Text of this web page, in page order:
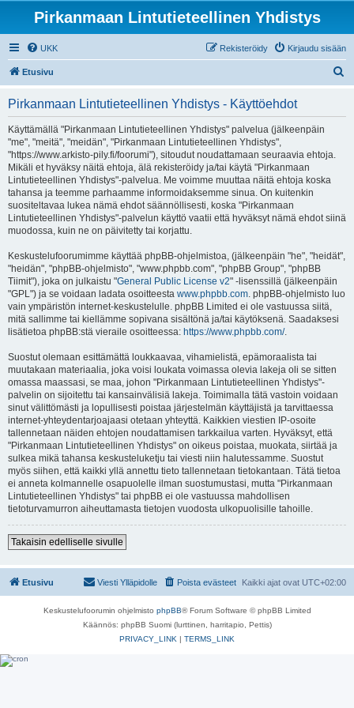
Pirkanmaan Lintutieteellinen Yhdistys
UKK Kirjaudu sisään
Rekisteröidy
Etusivu
Pirkanmaan Lintutieteellinen Yhdistys - Käyttöehdot
Käyttämällä "Pirkanmaan Lintutieteellinen Yhdistys" palvelua (jälkeenpäin
"me", "meitä", "meidän", "Pirkanmaan Lintutieteellinen Yhdistys",
"https://www.arkisto-pily.fi/foorumi"), sitoudut noudattamaan seuraavia ehtoja.
Mikäli et hyväksy näitä ehtoja, älä rekisteröidy ja/tai käytä "Pirkanmaan
Lintutieteellinen Yhdistys"-palvelua. Me voimme muuttaa näitä ehtoja koska
tahansa ja teemme parhaamme informoidaksemme sinua. On kuitenkin
suositeltavaa lukea nämä ehdot säännöllisesti, koska "Pirkanmaan
Lintutieteellinen Yhdistys"-palvelun käyttö vaatii että hyväksyt nämä ehdot siinä
muodossa, kuin ne on päivitetty tai korjattu.
Keskustelufoorumimme käyttää phpBB-ohjelmistoa, (jälkeenpäin "he", "heidät",
"heidän", "phpBB-ohjelmisto", "www.phpbb.com", "phpBB Group", "phpBB
Tiimit"), joka on julkaistu "General Public License v2" -lisenssillä (jälkeenpäin
"GPL") ja se voidaan ladata osoitteesta www.phpbb.com. phpBB-ohjelmisto luo
vain ympäristön internet-keskustelulle. phpBB Limited ei ole vastuussa siitä,
mitä sallimme tai kiellämme sopivana sisältönä ja/tai käytöksenä. Saadaksesi
lisätietoa phpBB:stä vieraile osoitteessa: https://www.phpbb.com/.
Suostut olemaan esittämättä loukkaavaa, vihamielistä, epämoraalista tai
muutakaan materiaalia, joka voisi loukata voimassa olevia lakeja oli se sitten
omassa maassasi, se maa, johon "Pirkanmaan Lintutieteellinen Yhdistys"-
palvelin on sijoitettu tai kansainvälisiä lakeja. Toimimalla tätä vastoin voidaan
sinut välittömästi ja lopullisesti poistaa järjestelmän käyttäjistä ja tarvittaessa
internet-yhteydentarjoajaasi otetaan yhteyttä. Kaikkien viestien IP-osoite
tallennetaan näiden ehtojen noudattamisen tarkkailua varten. Hyväksyt, että
"Pirkanmaan Lintutieteellinen Yhdistys" on oikeus poistaa, muokata, siirtää ja
sulkea mikä tahansa keskusteluketju tai viesti niin halutessamme. Suostut
myös siihen, että kaikki yllä annettu tieto tallennetaan tietokantaan. Tätä tietoa
ei anneta kolmannelle osapuolelle ilman suostumustasi, mutta "Pirkanmaan
Lintutieteellinen Yhdistys" tai phpBB ei ole vastuussa mahdollisen
tietoturvamurron aiheuttamasta tietojen vuodosta ulkopuolisille tahoille.
Takaisin edelliselle sivulle
Etusivu Kaikki ajat ovat UTC+02:00
Poista evästeet
Viesti Ylläpidolle
Keskustelufoorumin ohjelmisto phpBB® Forum Software © phpBB Limited
Käännös: phpBB Suomi (lurttinen, harritapio, Pettis)
PRIVACY_LINK | TERMS_LINK